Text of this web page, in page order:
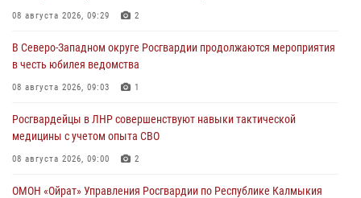
08 августа 2026, 09:29 2
В Северо-Западном округе Росгвардии продолжаются мероприятия
в честь юбилея ведомства
08 августа 2026, 09:03 1
Росгвардейцы в ЛНР совершенствуют навыки тактической
медицины с учетом опыта СВО
08 августа 2026, 09:00 2
ОМОН «Ойрат» Управления Росгвардии по Республике Калмыкия